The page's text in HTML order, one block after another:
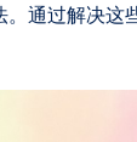
通过解决这